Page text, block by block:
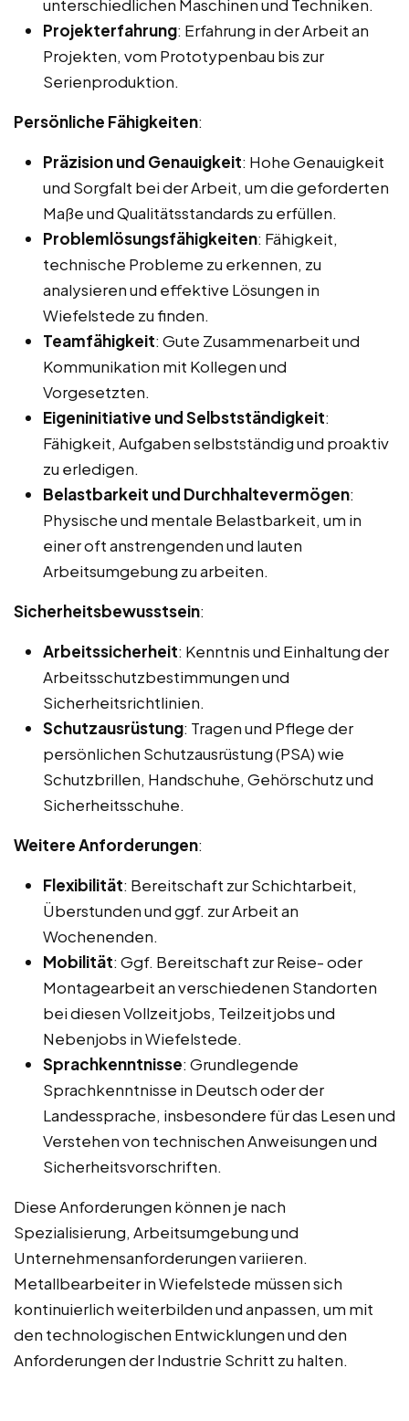
unterschiedlichen Maschinen und Techniken.
Projekterfahrung: Erfahrung in der Arbeit an
Projekten, vom Prototypenbau bis zur
Serienproduktion.
Persönliche Fähigkeiten:
Präzision und Genauigkeit: Hohe Genauigkeit
und Sorgfalt bei der Arbeit, um die geforderten
Maße und Qualitätsstandards zu erfüllen.
Problemlösungsfähigkeiten: Fähigkeit,
technische Probleme zu erkennen, zu
analysieren und effektive Lösungen in
Wiefelstede zu finden.
Teamfähigkeit: Gute Zusammenarbeit und
Kommunikation mit Kollegen und
Vorgesetzten.
Eigeninitiative und Selbstständigkeit:
Fähigkeit, Aufgaben selbstständig und proaktiv
zu erledigen.
Belastbarkeit und Durchhaltevermögen:
Physische und mentale Belastbarkeit, um in
einer oft anstrengenden und lauten
Arbeitsumgebung zu arbeiten.
Sicherheitsbewusstsein:
Arbeitssicherheit: Kenntnis und Einhaltung der
Arbeitsschutzbestimmungen und
Sicherheitsrichtlinien.
Schutzausrüstung: Tragen und Pflege der
persönlichen Schutzausrüstung (PSA) wie
Schutzbrillen, Handschuhe, Gehörschutz und
Sicherheitsschuhe.
Weitere Anforderungen:
Flexibilität: Bereitschaft zur Schichtarbeit,
Überstunden und ggf. zur Arbeit an
Wochenenden.
Mobilität: Ggf. Bereitschaft zur Reise- oder
Montagearbeit an verschiedenen Standorten
bei diesen Vollzeitjobs, Teilzeitjobs und
Nebenjobs in Wiefelstede.
Sprachkenntnisse: Grundlegende
Sprachkenntnisse in Deutsch oder der
Landessprache, insbesondere für das Lesen und
Verstehen von technischen Anweisungen und
Sicherheitsvorschriften.
Diese Anforderungen können je nach
Spezialisierung, Arbeitsumgebung und
Unternehmensanforderungen variieren.
Metallbearbeiter in Wiefelstede müssen sich
kontinuierlich weiterbilden und anpassen, um mit
den technologischen Entwicklungen und den
Anforderungen der Industrie Schritt zu halten.